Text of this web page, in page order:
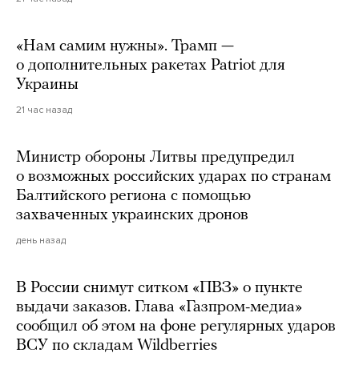
«Нам самим нужны». Трамп —
о дополнительных ракетах Patriot для
Украины
21 час назад
Министр обороны Литвы предупредил
о возможных российских ударах по странам
Балтийского региона с помощью
захваченных украинских дронов
день назад
В России снимут ситком «ПВЗ» о пункте
выдачи заказов. Глава «Газпром-медиа»
сообщил об этом на фоне регулярных ударов
ВСУ по складам Wildberries